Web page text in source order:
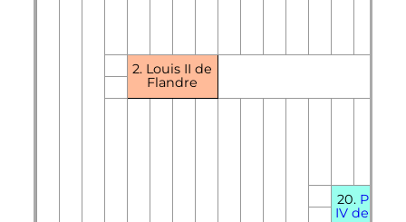
2. Louis II de
Flandre
20.
IV de